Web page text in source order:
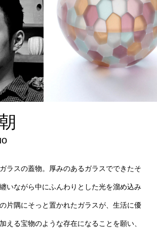
ラスの蓋物。厚みのあるガラスでできたそ
いながら中にふんわりとした光を溜め込み
片隅にそっと置かれたガラスが、生活に優
える宝物のような存在になることを願い、